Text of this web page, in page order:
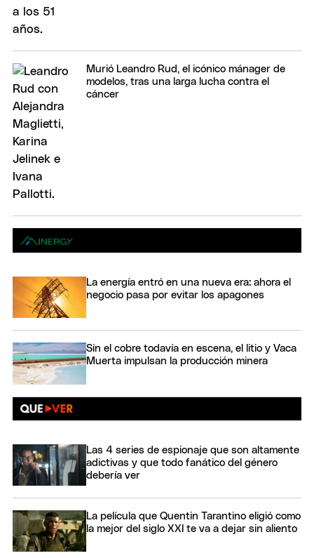
Murió Leandro Rud, el icónico mánager de
modelos, tras una larga lucha contra el
cáncer
La energía entró en una nueva era: ahora el
negocio pasa por evitar los apagones
Sin el cobre todavía en escena, el litio y Vaca
Muerta impulsan la producción minera
Las 4 series de espionaje que son altamente
adictivas y que todo fanático del género
debería ver
La película que Quentin Tarantino eligió como
la mejor del siglo XXI te va a dejar sin aliento